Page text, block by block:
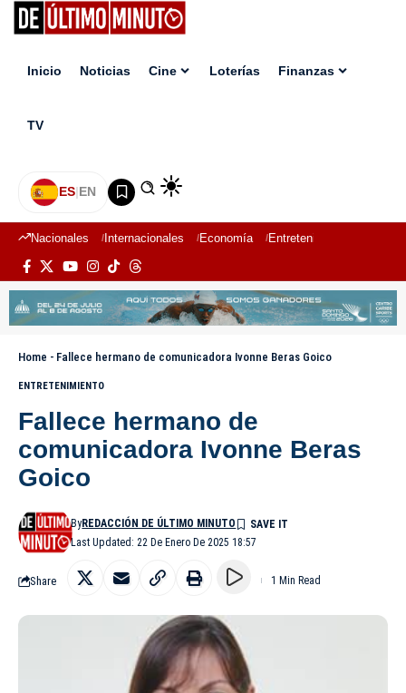
Inicio Noticias Cine Loterías Finanzas
TV
ES|EN
Nacionales Internacionales Economía Entretenimiento
Home - Fallece hermano de comunicadora Ivonne Beras Goico
ENTRETENIMIENTO
Fallece hermano de
comunicadora Ivonne Beras
Goico
Last Updated: 22 De Enero De 2025 18:57
ByREDACCIÓN DE ÚLTIMO MINUTO
Share 1 Min Read